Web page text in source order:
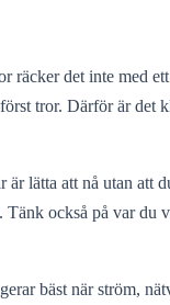
räcker det inte med
tror. Därför är det
lätta att nå utan
också på var
bäst när ström,